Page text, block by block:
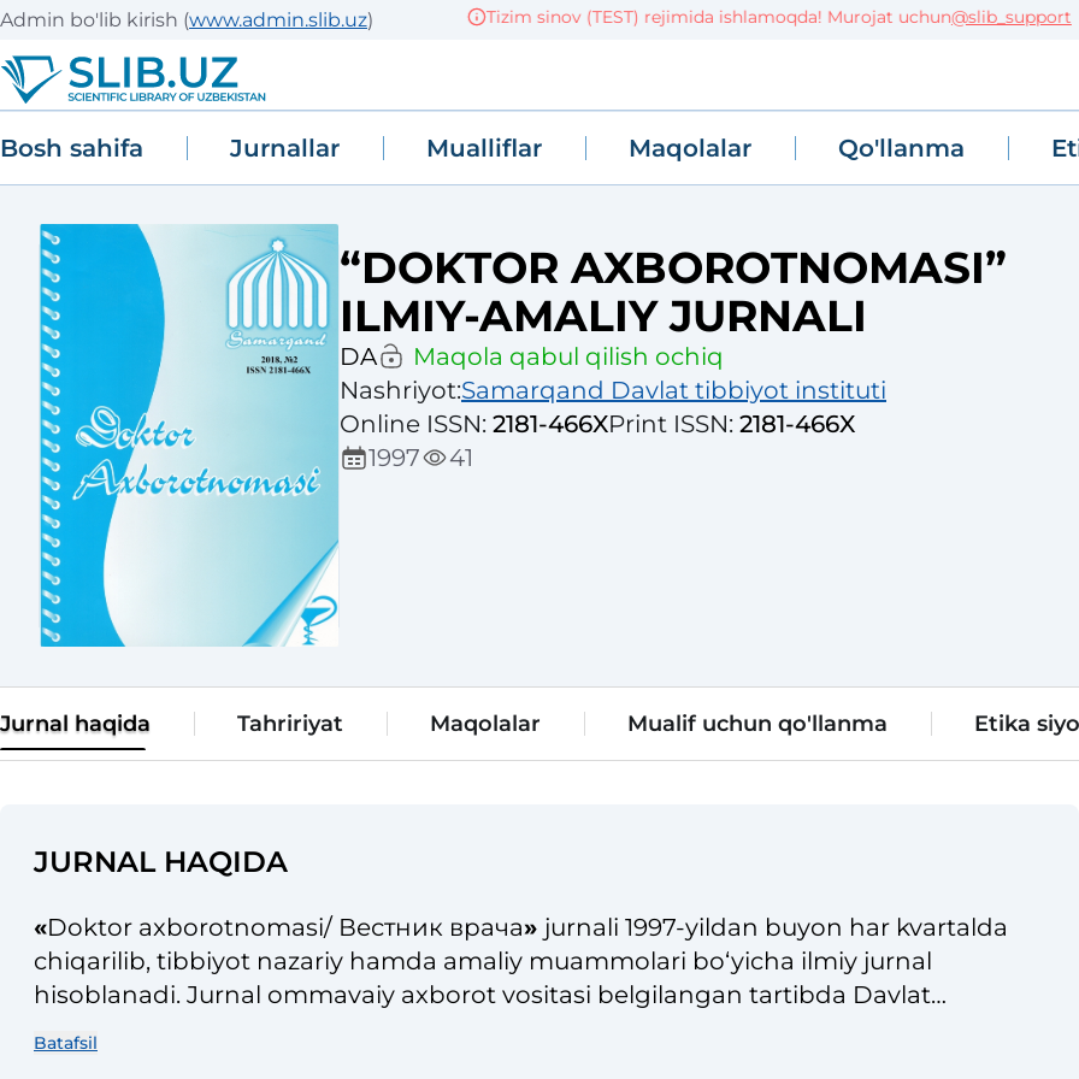
Admin bo'lib kirish (www.admin.slib.uz) Tizim sinov (TEST) rejimida ishlamoqda! Murojat uchun@slib_support
Bosh sahifa Jurnallar Mualliflar Maqolalar Qo'llanma
“DOKTOR AXBOROTNOMASI”
ILMIY-AMALIY JURNALI
DA
Maqola qabul qilish ochiq
Nashriyot:Samarqand Davlat tibbiyot instituti
Online ISSN: 2181-466XPrint ISSN: 2181-466X
1997
41
Jurnal haqida Tahririyat Maqolalar Mualif uchun qo'llanma Etika
JURNAL HAQIDA
«Doktor axborotnomasi/ Вестник врача» jurnali 1997-yildan buyon har kvartalda
chiqarilib, tibbiyot nazariy hamda amaliy muammolari boʻyicha ilmiy jurnal
hisoblanadi. Jurnal ommavaiy axborot vositasi belgilangan tartibda Davlat
Batafsil